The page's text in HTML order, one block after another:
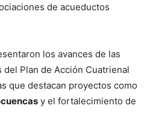
de acueductos
los avances de las
Plan de Acción Cuatrienal
que destacan proyectos como
y el fortalecimiento de